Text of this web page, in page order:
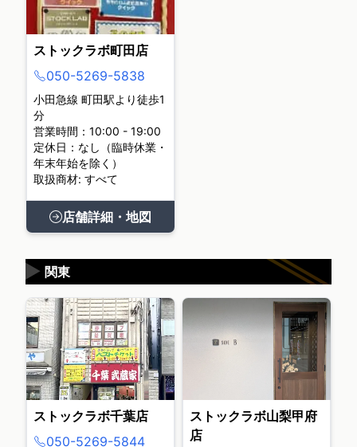
ストックラボ町田店
050-5269-5838
小田急線 町田駅より徒歩1
分
営業時間：10:00 - 19:00
定休日：なし（臨時休業・
年末年始を除く）
取扱商材: すべて
店舗詳細・地図
関東
▶
ストックラボ千葉店
050-5269-5844
ストックラボ山梨甲府
店